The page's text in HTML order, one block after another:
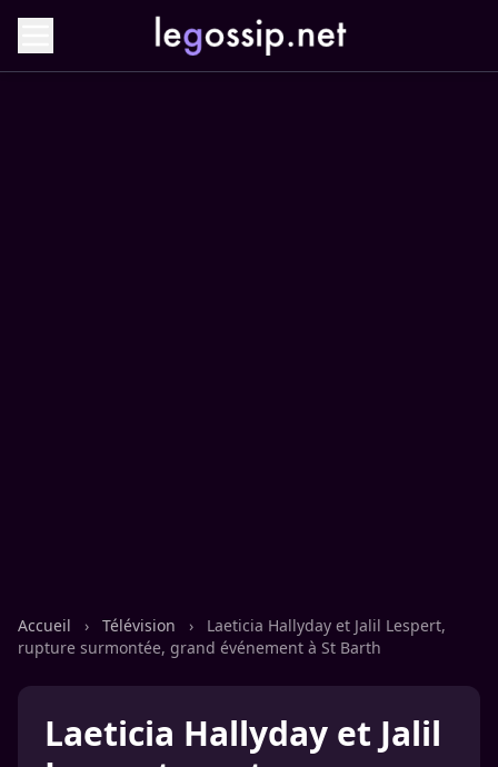
Accueil › Télévision ›
Laeticia Hallyday et Jalil Lespert,
rupture surmontée, grand événement à St Barth
Laeticia Hallyday et Jalil